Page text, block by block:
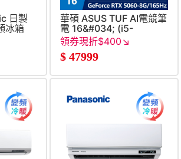
日製
冰箱
華碩 ASUS TUF AI電競筆
電 16&#034; (i5-
RTX 5060-
8G&#47;W11)
領券現折$400↘
$ 47999